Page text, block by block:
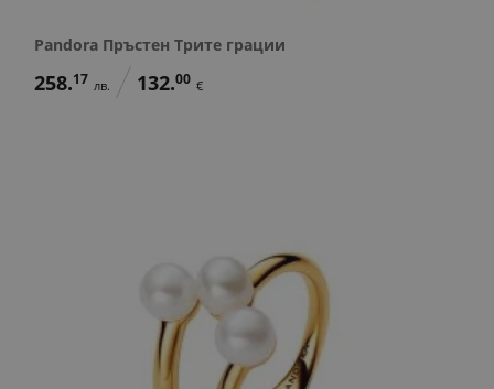
Pandora Пръстен Трите грации
258.17 лв. 132.00 €